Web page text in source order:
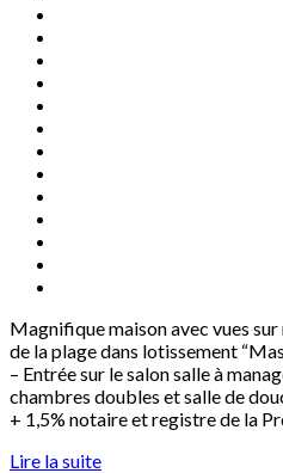
Magnifique maison avec vues
de la plage dans lotissement
– Entrée sur le salon salle à
chambres doubles et salle de
+ 1,5% notaire et registre de la
Lire la suite